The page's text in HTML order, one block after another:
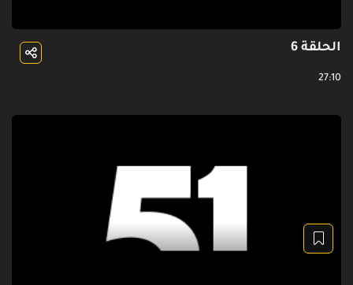
الحلقة 6
27:10